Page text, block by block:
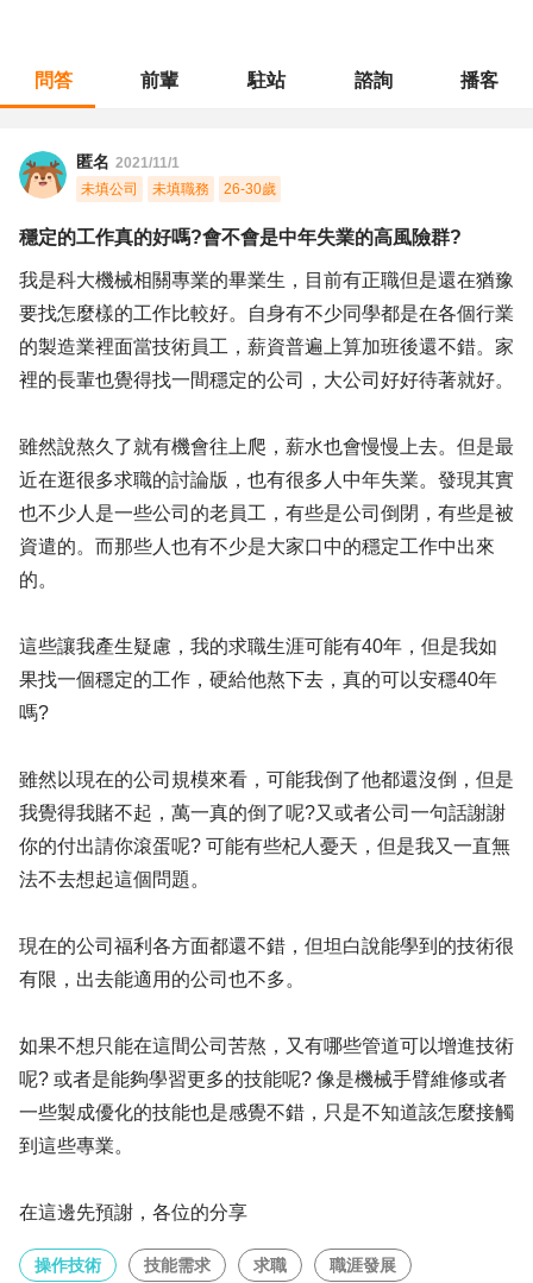
問答 前輩 駐站 諮詢 播客
匿名 2021/11/1
未填公司
未填職務 26-30歲
穩定的工作真的好嗎?會不會是中年失業的高風險群?
我是科大機械相關專業的畢業生，目前有正職但是還在猶豫
要找怎麼樣的工作比較好。自身有不少同學都是在各個行業
的製造業裡面當技術員工，薪資普遍上算加班後還不錯。家
裡的長輩也覺得找一間穩定的公司，大公司好好待著就好。
雖然說熬久了就有機會往上爬，薪水也會慢慢上去。但是最
近在逛很多求職的討論版，也有很多人中年失業。發現其實
也不少人是一些公司的老員工，有些是公司倒閉，有些是被
資遣的。而那些人也有不少是大家口中的穩定工作中出來
的。
這些讓我產生疑慮，我的求職生涯可能有40年，但是我如
果找一個穩定的工作，硬給他熬下去，真的可以安穩40年
嗎?
雖然以現在的公司規模來看，可能我倒了他都還沒倒，但是
我覺得我賭不起，萬一真的倒了呢?又或者公司一句話謝謝
你的付出請你滾蛋呢? 可能有些杞人憂天，但是我又一直無
法不去想起這個問題。
現在的公司福利各方面都還不錯，但坦白說能學到的技術很
有限，出去能適用的公司也不多。
如果不想只能在這間公司苦熬，又有哪些管道可以增進技術
呢? 或者是能夠學習更多的技能呢? 像是機械手臂維修或者
一些製成優化的技能也是感覺不錯，只是不知道該怎麼接觸
到這些專業。
在這邊先預謝，各位的分享
操作技術 技能需求 求職 職涯發展